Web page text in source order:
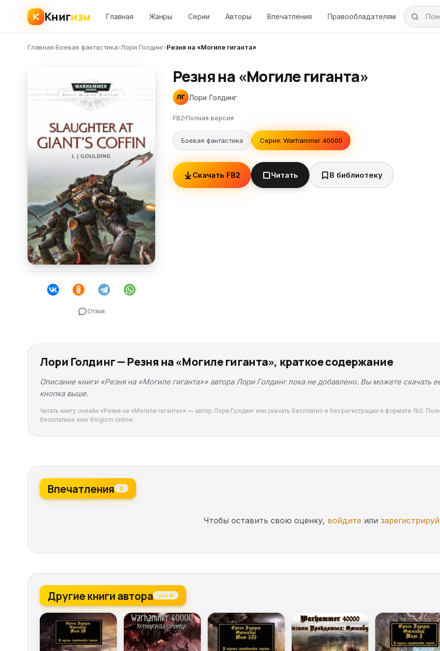
Книгизм Главная Жанры Серии Авторы Впечатления Правообладателям
Главная›Боевая фантастика›Лори Голдинг›Резня на «Могиле гиганта»
Отзыв
Резня на «Могиле гиганта»
ЛГ Лори Голдинг
FB2 Полная версия
Боевая фантастика Серия: Warhammer 40000
Скачать FB2 Читать В библиотеку
Лори Голдинг — Резня на «Могиле гиганта», краткое содержание
Описание книги «Резня на «Могиле гиганта»» автора Лори Голдинг пока не добавлено. Вы можете скачать
кнопка выше.
Читать книгу онлайн «Резня на «Могиле гиганта»» — автор Лори Голдинг или скачать бесплатно и без регистрации в формате fb2.
бесплатных книг Knigism.online.
Впечатления 0
Чтобы оставить свою оценку, войдите или
Другие книги автора все →